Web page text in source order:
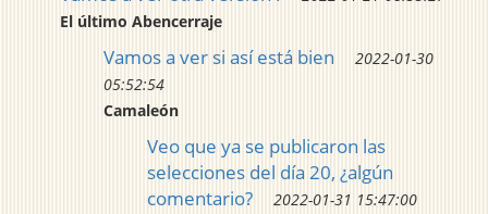
El último Abencerraje
Vamos a ver si así está bien
2022-01-30
05:52:54
Camaleón
Veo que ya se publicaron las
selecciones del día 20, ¿algún
comentario?
2022-01-31 15:47:00